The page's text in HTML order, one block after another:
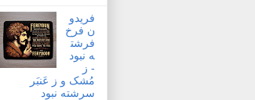
فریدو
ن فرخ
فرشت
ه نبود
- ز
مُشک و ز عَنبَر
سرشته نبود